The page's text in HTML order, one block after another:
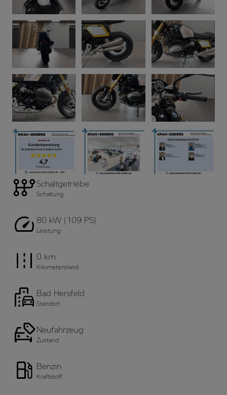
Schaltgetriebe
Schaltung
80 kW (109 PS)
Leistung
0 km
Kilometerstand
Bad Hersfeld
Standort
Neufahrzeug
Zustand
Benzin
Kraftstoff